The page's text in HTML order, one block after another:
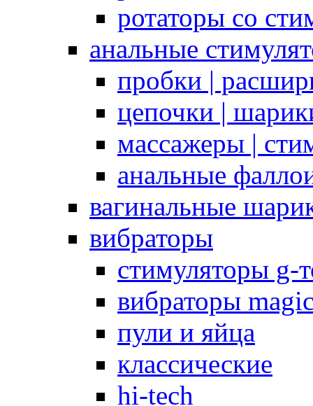
ротаторы со
анальные
пробки |
цепочки |
массажеры |
анальные
вагинальные
вибраторы
стимуляторы g-
вибраторы
пули и яйца
классические
hi-tech